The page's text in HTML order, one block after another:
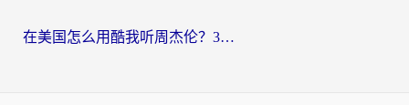
在美国怎么用酷我听周杰伦？3步搞定海外听歌难题